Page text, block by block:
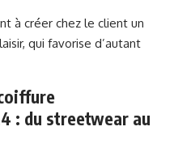
à créer chez le client un
qui favorise d’autant
: du streetwear au